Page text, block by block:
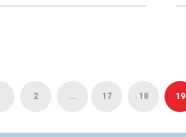
2 ... 17 18 19